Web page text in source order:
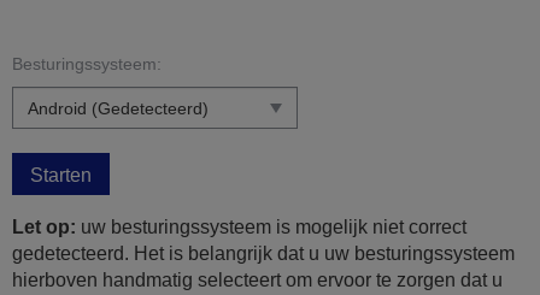
Besturingssysteem:
Starten
Let op: uw besturingssysteem is mogelijk niet correct
gedetecteerd. Het is belangrijk dat u uw besturingssysteem
hierboven handmatig selecteert om ervoor te zorgen dat u